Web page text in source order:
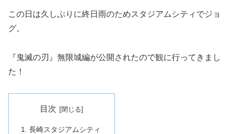
この日は久しぶりに終日雨のためスタジアムシティでジョ
グ。
『鬼滅の刃』無限城編が公開されたので観に行ってきまし
た！
目次
長崎スタジアムシティ